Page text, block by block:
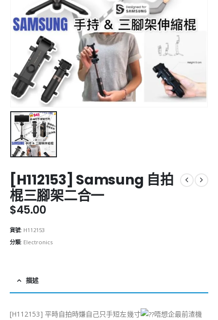
[H112153] Samsung 自拍
棍三腳架二合一
$45.00
貨號: H112153
分類: Electronics
描述
[H112153] 平時自拍時嫌自己只手短左幾寸
唔想企最前渣機